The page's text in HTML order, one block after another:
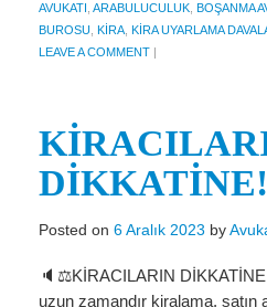
Kıdem Tazminatı Hesaplama
Fazla Mesai Hesaplama
KVKK
KVKK Politikamız
Çerez ve Gizlilik Politikası
Saklama ve İmha Politikası
AVUKATI ARABULUCULUK BOŞANMA
BUROSU KIRA KIRA UYARLAMA
LEAVE A COMMENT |
DİKKATİNE!
Posted on 6 Aralık 2023 by
🔈⚖️KİRACILARIN
uzun zamandır kiralama,